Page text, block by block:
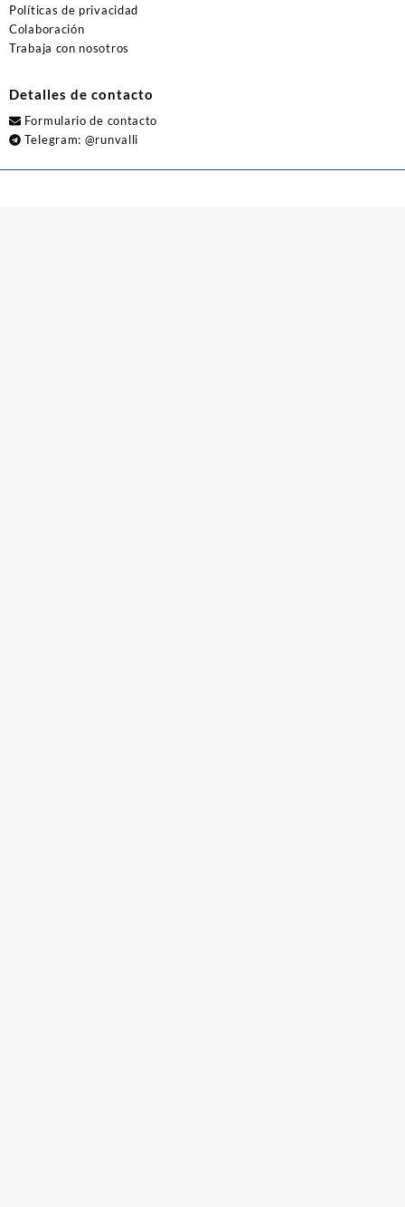
Políticas de privacidad
Colaboración
Trabaja con nosotros
Detalles de contacto
Formulario de contacto
Telegram: @runvalli